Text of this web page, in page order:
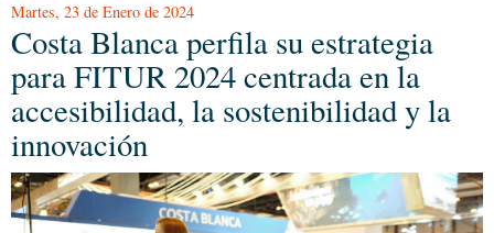
Martes, 23 de Enero de 2024
Costa Blanca perfila su estrategia
para FITUR 2024 centrada en la
accesibilidad, la sostenibilidad y la
innovación